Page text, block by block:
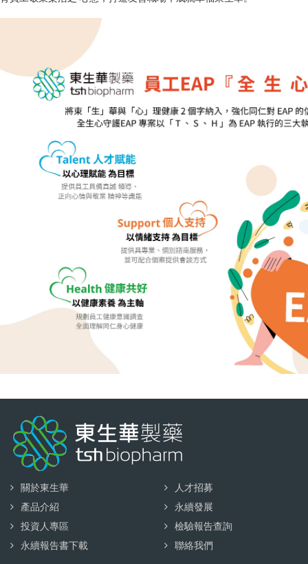
關於東生華
產品介紹
投資人專區
永續報告書下載
人才招募
永續發展
檢驗報告查詢
聯絡我們